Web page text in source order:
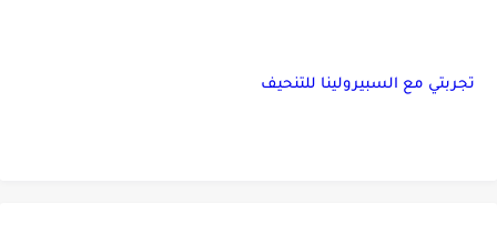
تجربتي مع السبيرولينا للتنحيف